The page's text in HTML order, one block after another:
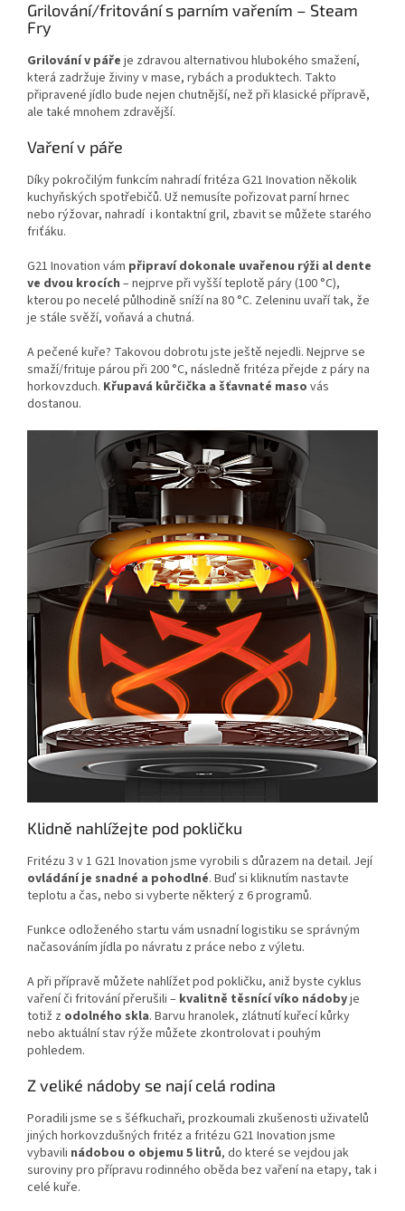
Grilování/fritování s parním vařením – Steam
Fry
Grilování v páře je zdravou alternativou hlubokého smažení,
která zadržuje živiny v mase, rybách a produktech. Takto
připravené jídlo bude nejen chutnější, než při klasické přípravě,
ale také mnohem zdravější.
Vaření v páře
Díky pokročilým funkcím nahradí fritéza G21 Inovation několik
kuchyňských spotřebičů. Už nemusíte pořizovat parní hrnec
nebo rýžovar, nahradí i kontaktní gril, zbavit se můžete starého
friťáku.
G21 Inovation vám připraví dokonale uvařenou rýži al dente
ve dvou krocích – nejprve při vyšší teplotě páry (100 °C),
kterou po necelé půlhodině sníží na 80 °C. Zeleninu uvaří tak, že
je stále svěží, voňavá a chutná.
A pečené kuře? Takovou dobrotu jste ještě nejedli. Nejprve se
smaží/frituje párou při 200 °C, následně fritéza přejde z páry na
horkovzduch. Křupavá kůrčička a šťavnaté maso vás
dostanou.
Klidně nahlížejte pod pokličku
Fritézu 3 v 1 G21 Inovation jsme vyrobili s důrazem na detail. Její
ovládání je snadné a pohodlné. Buď si kliknutím nastavte
teplotu a čas, nebo si vyberte některý z 6 programů.
Funkce odloženého startu vám usnadní logistiku se správným
načasováním jídla po návratu z práce nebo z výletu.
A při přípravě můžete nahlížet pod pokličku, aniž byste cyklus
vaření či fritování přerušili – kvalitně těsnící víko nádobyje
totiž z odolného skla. Barvu hranolek, zlátnutí kuřecí kůrky
nebo aktuální stav rýže můžete zkontrolovat i pouhým
pohledem.
Z veliké nádoby se nají celá rodina
Poradili jsme se s šéfkuchaři, prozkoumali zkušenosti uživatelů
jiných horkovzdušných fritéz a fritézu G21 Inovation jsme
vybavili nádobou o objemu 5 litrů, do které se vejdou jak
suroviny pro přípravu rodinného oběda bez vaření na etapy, tak i
celé kuře.